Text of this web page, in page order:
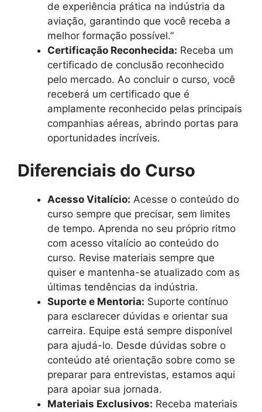
de experiência prática na indústria da
aviação, garantindo que você receba a
melhor formação possível.”
Certificação Reconhecida: Receba um
certificado de conclusão reconhecido
pelo mercado. Ao concluir o curso, você
receberá um certificado que é
amplamente reconhecido pelas principais
companhias aéreas, abrindo portas para
oportunidades incríveis.
Diferenciais do Curso
Acesso Vitalício: Acesse o conteúdo do
curso sempre que precisar, sem limites
de tempo. Aprenda no seu próprio ritmo
com acesso vitalício ao conteúdo do
curso. Revise materiais sempre que
quiser e mantenha-se atualizado com as
últimas tendências da indústria.
Suporte e Mentoria: Suporte contínuo
para esclarecer dúvidas e orientar sua
carreira. Equipe está sempre disponível
para ajudá-lo. Desde dúvidas sobre o
conteúdo até orientação sobre como se
preparar para entrevistas, estamos aqui
para apoiar sua jornada.
Materiais Exclusivos: Receba materiais